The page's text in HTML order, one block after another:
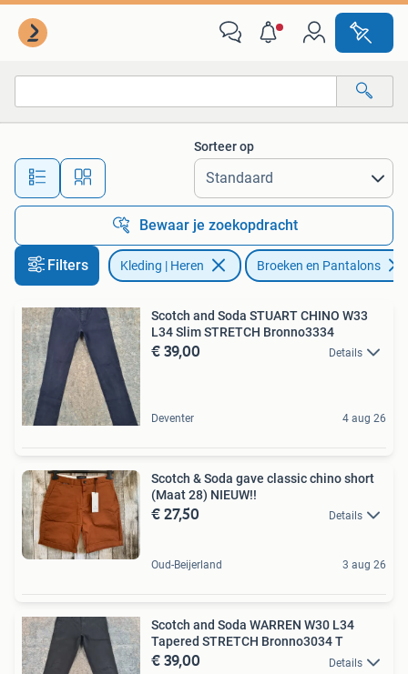
Alle afstanden…
Sorteer op
Bewaar je zoekopdracht
Filters Kleding | Heren Broeken en Pantalons
Scotch and Soda STUART CHINO W33
L34 Slim STRETCH Bronno3334
€ 39,00 Details
Deventer 4 aug 26
Scotch & Soda gave classic chino short
(Maat 28) NIEUW!!
€ 27,50 Details
Oud-Beijerland 3 aug 26
Scotch and Soda WARREN W30 L34
Tapered STRETCH Bronno3034 T
€ 39,00 Details